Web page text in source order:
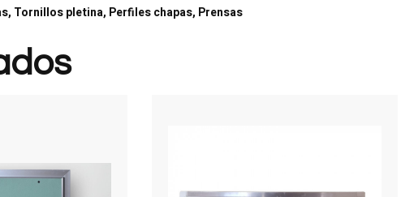
Tornillos pletina, Perfiles chapas, Prensas